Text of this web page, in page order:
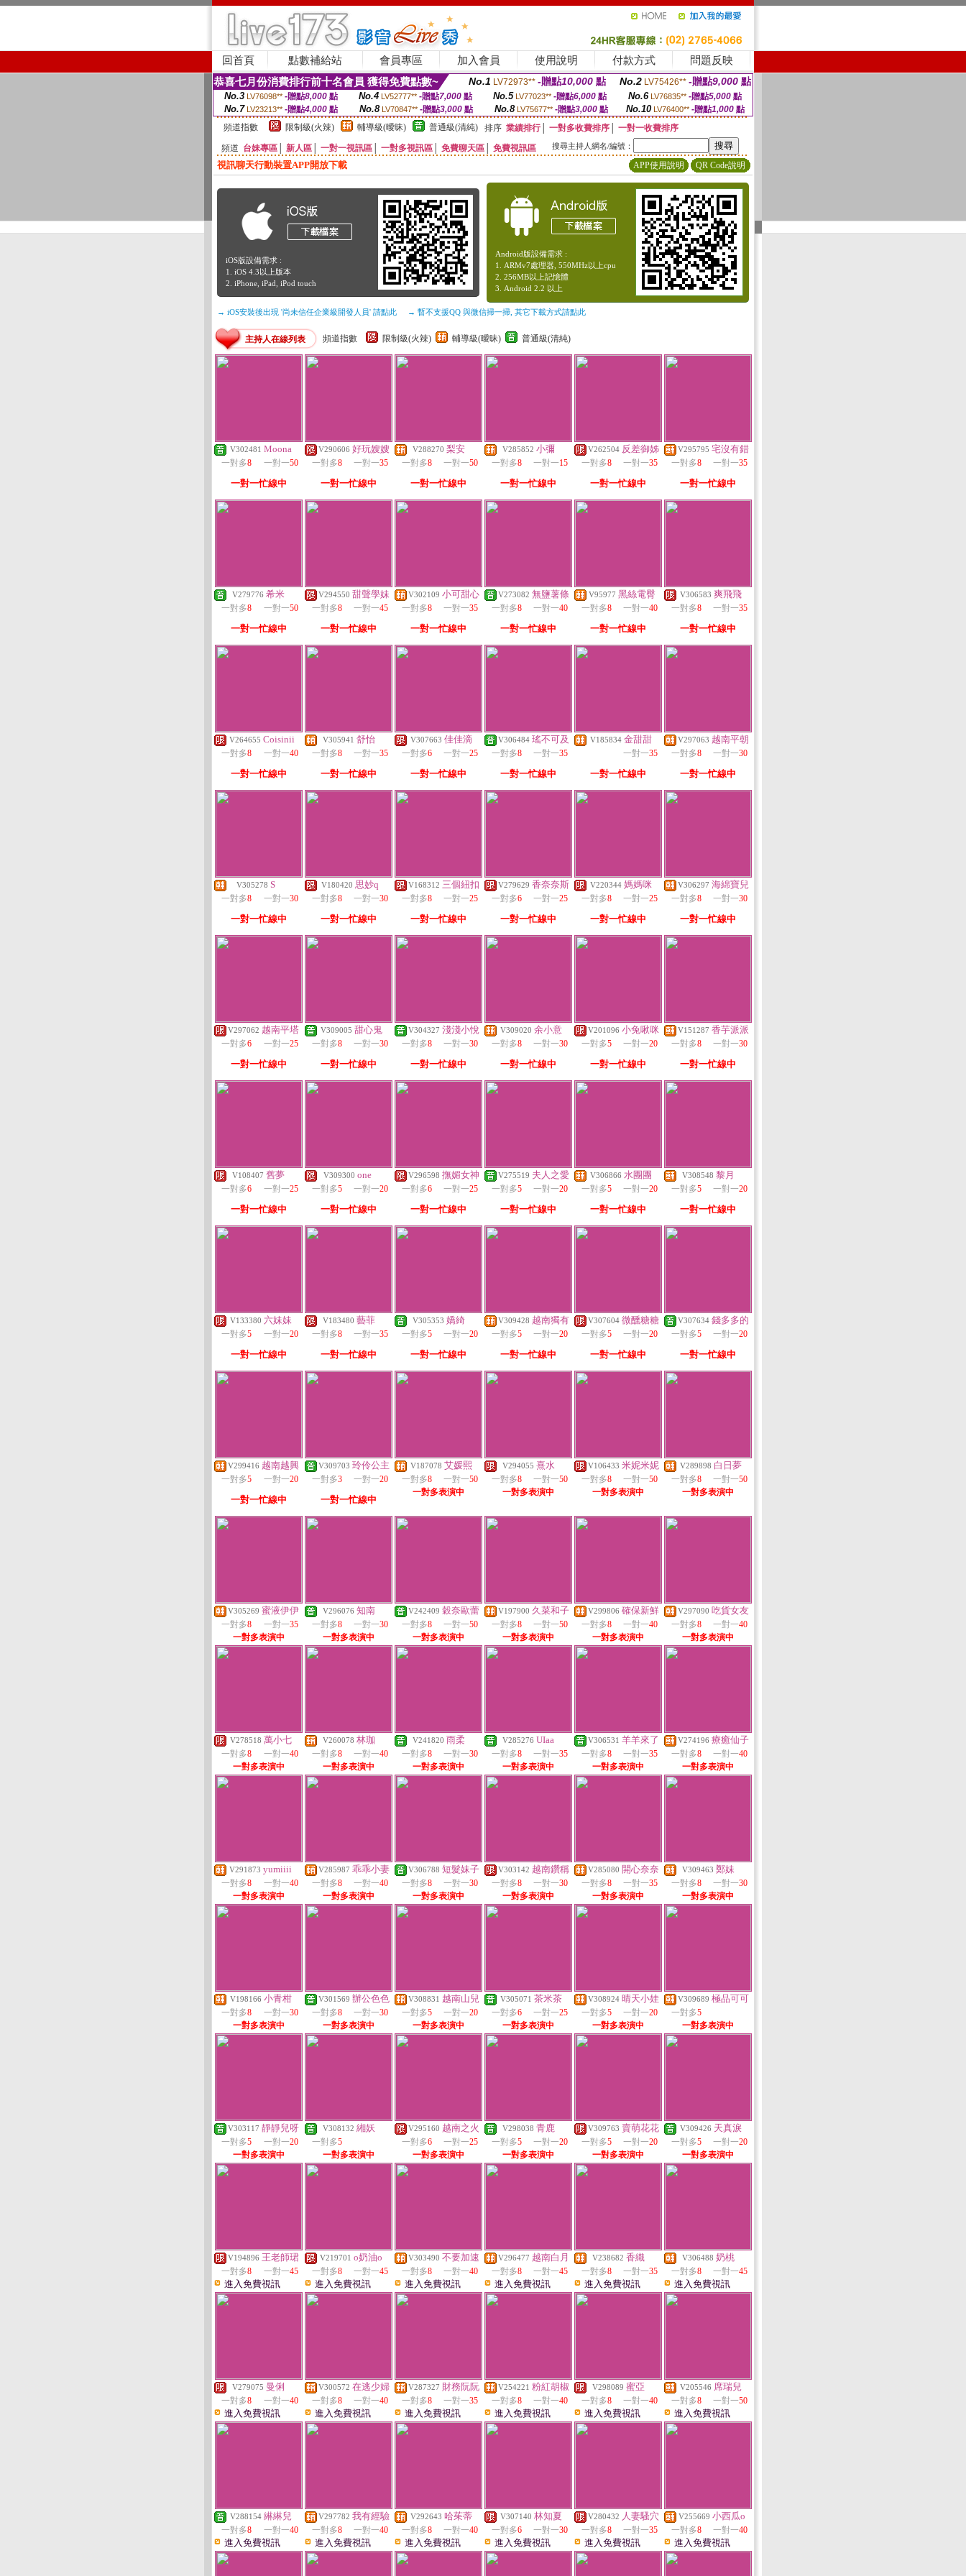
回首頁 點數補給站 會員專區 加入會員 使用說明 付款方式 問題反映
恭喜七月份消費排行前十名會員 獲得免費點數~ No.1 LV72973** -贈點10,000 點 No.2 LV75426** -贈點9,000 點
No.3 LV76098** -贈點8,000點 No.4 LV52777** -贈點7,000點 No.5 LV77023** -贈點6,000點 No.6 LV76835** -贈點5,000點
No.7 LV23213** -贈點4,000 點 No.8 LV70847** -贈點3,000 點 No.8 LV75677** -贈點3,000點 No.10 LV76400** -贈點1,000 點
頻道指數
限制級(火辣) 輔導級(曖昧) 普通級(清純) 排序 業績排行│ 一對多收費排序
一對一收費排序
頻道 台妹專區 新人區 一對一視訊區 一對多視訊區 免費聊天區 免費視訊區 搜尋主持人網名/編號：
視訊聊天行動裝置APP開放下載 APP使用說明 QR Code說明
iOS版設備需求 :
1. iOS 4.3以上版本
2. iPhone, iPad, iPod touch
Android版設備需求 :
1. ARMv7處理器, 550MHz以上cpu
2. 256MB以上記憶體
3. Android 2.2 以上
→ iOS安裝後出現 '尚未信任企業級開發人員' 請點此 → 暫不支援QQ 與微信掃一掃, 其它下載方式請點此
主持人在線列表 頻道指數 限制級(火辣) 輔導級(曖昧) 普通級(清純)
V302481 Moona
一對多8 一對一50
一對一忙線中
V290606 好玩嫂嫂
一對多8 一對一35
一對一忙線中
V288270 梨安
一對多8 一對一50
一對一忙線中
V285852 小彌
一對多8 一對一15
一對一忙線中
V262504 反差御姊
一對多8 一對一35
一對一忙線中
V295795 宅沒有錯
一對多8 一對一35
一對一忙線中
V279776 希米
一對多8 一對一50
一對一忙線中
V294550 甜聲學妹
一對多8 一對一45
一對一忙線中
V302109 小可甜心
一對多8 一對一35
一對一忙線中
V273082 無鹽薯條
一對多8 一對一40
一對一忙線中
V95977 黑絲電臀
一對多8 一對一40
一對一忙線中
V306583 爽飛飛
一對多8 一對一35
一對一忙線中
V264655 Coisinii
一對多8 一對一40
一對一忙線中
V305941 舒怡
一對多8 一對一35
一對一忙線中
V307663 佳佳滴
一對多6 一對一25
一對一忙線中
V306484 瑤不可及
一對多8 一對一35
一對一忙線中
V185834 金甜甜
一對一35
一對一忙線中
V297063 越南平朝
一對多8 一對一30
一對一忙線中
V305278 S
一對多8 一對一30
一對一忙線中
V180420 思妙q
一對多8 一對一30
一對一忙線中
V168312 三個紐扣
一對多8 一對一25
一對一忙線中
V279629 香奈奈斯
一對多6 一對一25
一對一忙線中
V220344 媽媽咪
一對多8 一對一25
一對一忙線中
V306297 海綿寶兒
一對多8 一對一30
一對一忙線中
V297062 越南平塔
一對多6 一對一25
一對一忙線中
V309005 甜心鬼
一對多8 一對一30
一對一忙線中
V304327 淺淺小悅
一對多8 一對一30
一對一忙線中
V309020 余小意
一對多8 一對一30
一對一忙線中
V201096 小兔啾咪
一對多5 一對一20
一對一忙線中
V151287 香芋派派
一對多8 一對一30
一對一忙線中
V108407 舊夢
一對多6 一對一25
一對一忙線中
V309300 one
一對多5 一對一20
一對一忙線中
V296598 撫媚女神
一對多6 一對一25
一對一忙線中
V275519 夫人之愛
一對多5 一對一20
一對一忙線中
V306866 水團團
一對多5 一對一20
一對一忙線中
V308548 黎月
一對多5 一對一20
一對一忙線中
V133380 六妹妹
一對多5 一對一20
一對一忙線中
V183480 藝菲
一對多8 一對一35
一對一忙線中
V305353 嬌綺
一對多5 一對一20
一對一忙線中
V309428 越南獨有
一對多5 一對一20
一對一忙線中
V307604 微醺糖糖
一對多5 一對一20
一對一忙線中
V307634 錢多多的
一對多5 一對一20
一對一忙線中
V299416 越南越興
一對多5 一對一20
一對一忙線中
V309703 玲伶公主
一對多3 一對一20
一對一忙線中
V187078 艾媛熙
一對多8 一對一50
一對多表演中
V294055 熹水
一對多8 一對一50
一對多表演中
V106433 米妮米妮
一對多8 一對一50
一對多表演中
V289898 白日夢
一對多8 一對一50
一對多表演中
V305269 蜜液伊伊
一對多8 一對一35
一對多表演中
V296076 知南
一對多8 一對一30
一對多表演中
V242409 穀奈歐蕾
一對多8 一對一50
一對多表演中
V197900 久菜和子
一對多8 一對一50
一對多表演中
V299806 確保新鮮
一對多8 一對一40
一對多表演中
V297090 吃貨女友
一對多8 一對一40
一對多表演中
V278518 萬小七
一對多8 一對一40
一對多表演中
V260078 林珈
一對多8 一對一40
一對多表演中
V241820 雨柔
一對多8 一對一30
一對多表演中
V285276 UIaa
一對多8 一對一35
一對多表演中
V306531 羊羊來了
一對多8 一對一35
一對多表演中
V274196 療癒仙子
一對多8 一對一40
一對多表演中
V291873 yumiiii
一對多8 一對一40
一對多表演中
V285987 乖乖小妻
一對多8 一對一40
一對多表演中
V306788 短髮妹子
一對多8 一對一30
一對多表演中
V303142 越南鑽稱
一對多8 一對一30
一對多表演中
V285080 開心奈奈
一對多8 一對一35
一對多表演中
V309463 鄭妹
一對多8 一對一30
一對多表演中
V198166 小青柑
一對多8 一對一30
一對多表演中
V301569 辦公色色
一對多8 一對一30
一對多表演中
V308831 越南山兒
一對多5 一對一20
一對多表演中
V305071 茶米茶
一對多6 一對一25
一對多表演中
V308924 晴天小娃
一對多5 一對一20
一對多表演中
V309689 極品可可
一對多5
一對多表演中
V303117 靜靜兒呀
一對多5 一對一20
一對多表演中
V308132 緗妖
一對多5
一對多表演中
V295160 越南之火
一對多6 一對一25
一對多表演中
V298038 青鹿
一對多5 一對一20
一對多表演中
V309763 賣萌花花
一對多5 一對一20
一對多表演中
V309426 天真淚
一對多5 一對一20
一對多表演中
V194896 王老師珺
一對多8 一對一45
進入免費視訊
V219701 o奶油o
一對多8 一對一45
進入免費視訊
V303490 不要加速
一對多8 一對一40
進入免費視訊
V296477 越南白月
一對多8 一對一45
進入免費視訊
V238682 香織
一對多8 一對一35
進入免費視訊
V306488 奶桃
一對多8 一對一45
進入免費視訊
V279075 曼俐
一對多8 一對一40
進入免費視訊
V300572 在逃少婦
一對多8 一對一40
進入免費視訊
V287327 財務阮阮
一對多8 一對一35
進入免費視訊
V254221 粉紅胡椒
一對多8 一對一40
進入免費視訊
V298089 蜜亞
一對多8 一對一40
進入免費視訊
V205546 席瑞兒
一對多8 一對一50
進入免費視訊
V288154 綝綝兒
一對多8 一對一40
進入免費視訊
V297782 我有經驗
一對多8 一對一40
進入免費視訊
V292643 哈茱蒂
一對多8 一對一40
進入免費視訊
V307140 林知夏
一對多6 一對一30
進入免費視訊
V280432 人妻騷穴
一對多8 一對一35
進入免費視訊
V255669 小西瓜o
一對多8 一對一40
進入免費視訊